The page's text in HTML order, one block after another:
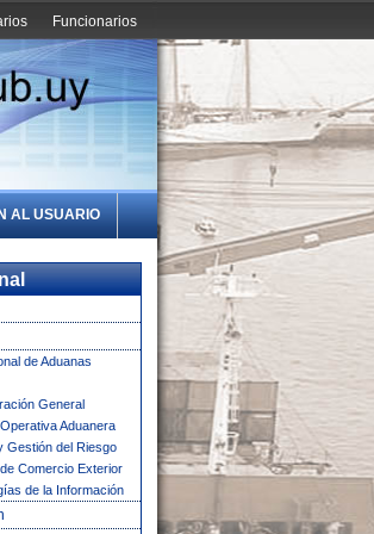
Funcionarios
AL USUARIO
de Aduanas
General
Aduanera
Gestión del Riesgo
Comercio Exterior
de la Información